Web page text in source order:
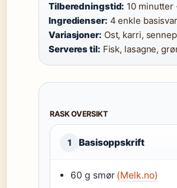
Tilberedningstid: 10 minutter ·
Ingredienser: 4 enkle
Variasjoner: Ost, karri, sennep
Serveres til: Fisk, lasagne,
RASK OVERSIKT
1 Basisoppskrift
60 g smør (Melk.no)